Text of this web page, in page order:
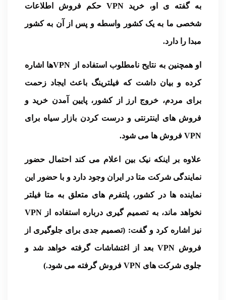
به گفته ی او، خرید VPN حکم فروش اطلاعات
شخصی ما به یک کشور واسطه و پس از آن به کشور
مبدا را دارد.
او همچنین به نتایح نامطلوب استفاده از VPNها اشاره
کرده و بیان داشت که فیلترینگ باعث ایجاد زحمت
برای مردم، خروج ارز از کشور، پایین آمدن خرید و
فروش های اینترنتی و درست کردن بازار سیاه برای
VPN فروش ها می شود.
علاوه بر اینکه نیک بین اعلام می کند احتمال حضور
نمایندگی شرکت متا در ایران وجود دارد و با حضور این
نماینده ها در کشور، پلتفرم های متعلق به متا فیلتر
نخواهد ماند، به تصمیم گیری درباره استفاده از VPN
نیز اشاره کرد و گفت: (تصمیم جدی برای جلوگیری از
فروش VPN بعد از اغتشاشات گرفته خواهد شد و
جلوی شرکت های VPN فروش گرفته می شود.)